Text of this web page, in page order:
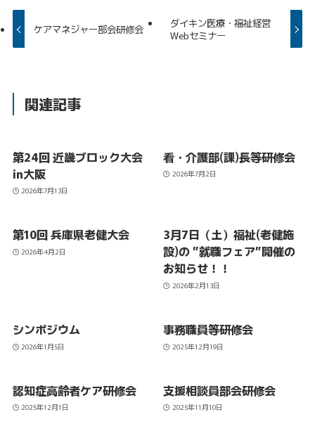
ケアマネジャー部会研修会
ダイキン医療・福祉経営
Webセミナー
関連記事
第24回 近畿ブロック大会
in大阪
2026年7月13日
看・介護部(課)長等研修会
2026年7月2日
第10回 兵庫県老健大会
2026年4月2日
3月7日（土）福祉(老健施
設)の ”就職フェア”開催の
お知らせ！！
2026年2月13日
シンポジウム
2026年1月5日
事務職員等研修会
2025年12月19日
認知症高齢者ケア研修会
2025年12月1日
支援相談員部会研修会
2025年11月10日